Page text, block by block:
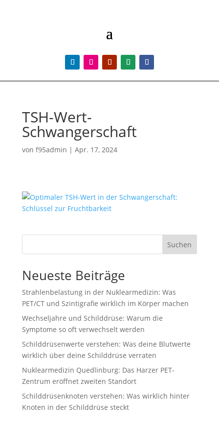
TSH-Wert-
Schwangerschaft
von f95admin | Apr. 17, 2024
Suchen
Neueste Beiträge
Strahlenbelastung in der Nuklearmedizin: Was
PET/CT und Szintigrafie wirklich im Körper machen
Wechseljahre und Schilddrüse: Warum die
Symptome so oft verwechselt werden
Schilddrüsenwerte verstehen: Was deine Blutwerte
wirklich über deine Schilddrüse verraten
Nuklearmedizin Quedlinburg: Das Harzer PET-
Zentrum eröffnet zweiten Standort
Schilddrüsenknoten verstehen: Was wirklich hinter
Knoten in der Schilddrüse steckt